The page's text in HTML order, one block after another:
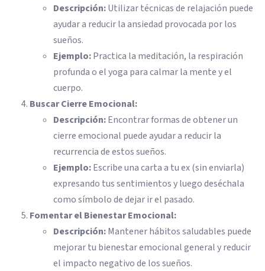
Descripción:Utilizar técnicas de relajación puede
ayudar a reducir la ansiedad provocada por los
sueños.
Ejemplo:Practica la meditación, la respiración
profunda o el yoga para calmar la mente y el
cuerpo.
Buscar Cierre Emocional:
Descripción:Encontrar formas de obtener un
cierre emocional puede ayudar a reducir la
recurrencia de estos sueños.
Ejemplo:Escribe una carta a tu ex (sin enviarla)
expresando tus sentimientos y luego deséchala
como símbolo de dejar ir el pasado.
Fomentar el Bienestar Emocional:
Descripción:Mantener hábitos saludables puede
mejorar tu bienestar emocional general y reducir
el impacto negativo de los sueños.